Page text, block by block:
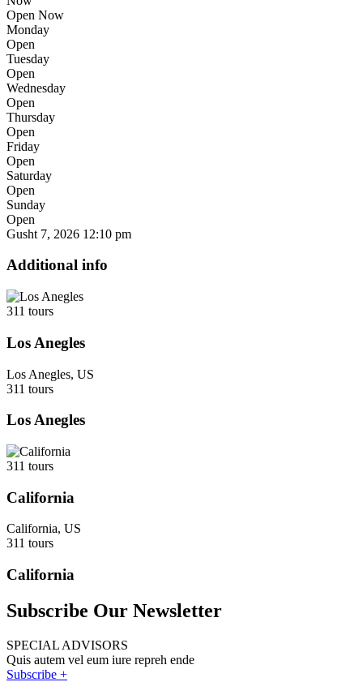
Open Now
Monday
Open
Tuesday
Open
Wednesday
Open
Thursday
Open
Friday
Open
Saturday
Open
Sunday
Open
Gusht 7, 2026 12:10 pm
Additional info
311 tours
Los Anegles
Los Anegles, US
311 tours
Los Anegles
311 tours
California
California, US
311 tours
California
Subscribe Our Newsletter
SPECIAL ADVISORS
Quis autem vel eum iure repreh ende
Subscribe +